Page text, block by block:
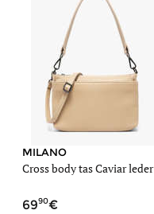
MILANO
Cross body tas Caviar leder
6990